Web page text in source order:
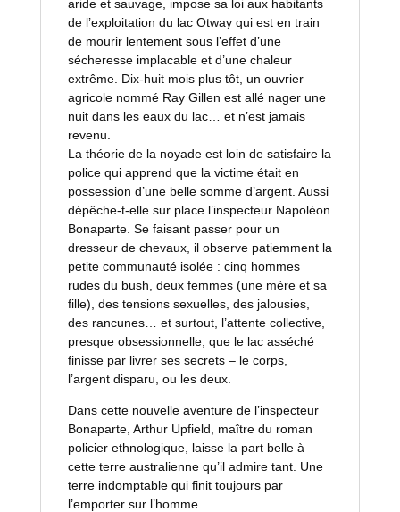
aride et sauvage, impose sa loi aux habitants
de l’exploitation du lac Otway qui est en train
de mourir lentement sous l’effet d’une
sécheresse implacable et d’une chaleur
extrême. Dix-huit mois plus tôt, un ouvrier
agricole nommé Ray Gillen est allé nager une
nuit dans les eaux du lac… et n’est jamais
revenu.
La théorie de la noyade est loin de satisfaire la
police qui apprend que la victime était en
possession d’une belle somme d’argent. Aussi
dépêche-t-elle sur place l’inspecteur Napoléon
Bonaparte. Se faisant passer pour un
dresseur de chevaux, il observe patiemment la
petite communauté isolée : cinq hommes
rudes du bush, deux femmes (une mère et sa
fille), des tensions sexuelles, des jalousies,
des rancunes… et surtout, l’attente collective,
presque obsessionnelle, que le lac asséché
finisse par livrer ses secrets – le corps,
l’argent disparu, ou les deux.
Dans cette nouvelle aventure de l’inspecteur
Bonaparte, Arthur Upfield, maître du roman
policier ethnologique, laisse la part belle à
cette terre australienne qu’il admire tant. Une
terre indomptable qui finit toujours par
l’emporter sur l’homme.